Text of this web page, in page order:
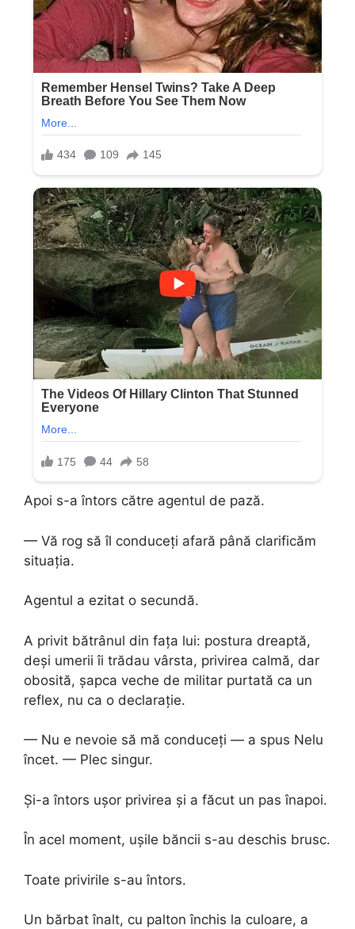
Apoi s-a întors către agentul de pază.
— Vă rog să îl conduceți afară până clarificăm
situația.
Agentul a ezitat o secundă.
A privit bătrânul din fața lui: postura dreaptă,
deși umerii îi trădau vârsta, privirea calmă, dar
obosită, șapca veche de militar purtată ca un
reflex, nu ca o declarație.
— Nu e nevoie să mă conduceți — a spus Nelu
încet. — Plec singur.
Și-a întors ușor privirea și a făcut un pas înapoi.
În acel moment, ușile băncii s-au deschis brusc.
Toate privirile s-au întors.
Un bărbat înalt, cu palton închis la culoare, a